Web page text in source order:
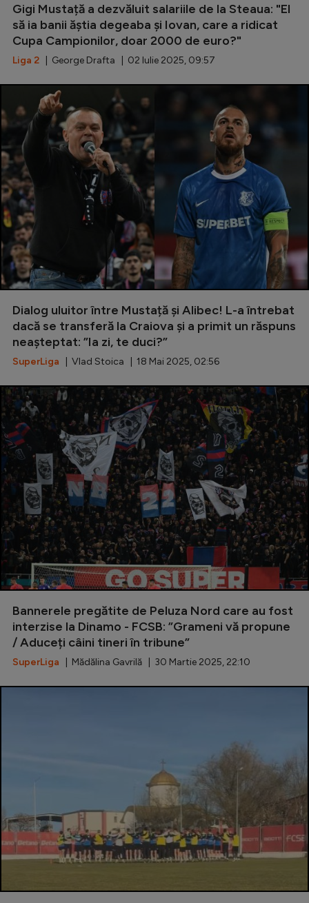
Gigi Mustață a dezvăluit salariile de la Steaua: "El
să ia banii ăștia degeaba și Iovan, care a ridicat
Cupa Campionilor, doar 2000 de euro?"
Liga 2 | George Drafta | 02 Iulie 2025, 09:57
Dialog uluitor între Mustață și Alibec! L-a întrebat
dacă se transferă la Craiova și a primit un răspuns
neașteptat: ”Ia zi, te duci?”
SuperLiga | Vlad Stoica | 18 Mai 2025, 02:56
Bannerele pregătite de Peluza Nord care au fost
interzise la Dinamo - FCSB: ”Grameni vă propune
/ Aduceți câini tineri în tribune”
SuperLiga | Mădălina Gavrilă | 30 Martie 2025, 22:10